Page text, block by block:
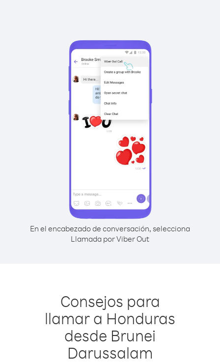
En el encabezado de conversación, selecciona
Llamada por Viber Out
Consejos para
llamar a Honduras
desde Brunei
Darussalam